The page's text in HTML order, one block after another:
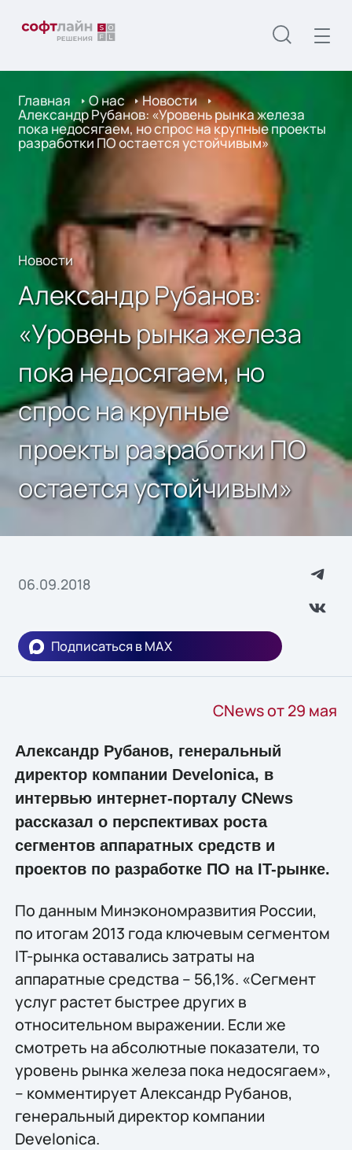
Главная О нас Новости
Александр Рубанов: «Уровень рынка железа
пока недосягаем, но спрос на крупные проекты
разработки ПО остается устойчивым»
Новости
Александр Рубанов:
«Уровень рынка железа
пока недосягаем, но
спрос на крупные
проекты разработки ПО
остается устойчивым»
06.09.2018
Подписаться в MAX
CNews от 29 мая
Александр Рубанов, генеральный
директор компании Develonica, в
интервью интернет-порталу CNews
рассказал о перспективах роста
сегментов аппаратных средств и
проектов по разработке ПО на IT-рынке.
По данным Минэкономразвития России,
по итогам 2013 года ключевым сегментом
IT-рынка оставались затраты на
аппаратные средства – 56,1%. «Сегмент
услуг растет быстрее других в
относительном выражении. Если же
смотреть на абсолютные показатели, то
уровень рынка железа пока недосягаем»,
– комментирует Александр Рубанов,
генеральный директор компании
Develonica.